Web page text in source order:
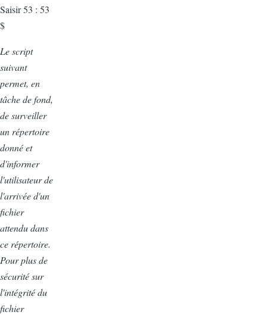
Saisir 53 : 53
$
Le script
suivant
permet, en
tâche de fond,
de surveiller
un répertoire
donné et
d'informer
l'utilisateur de
l'arrivée d'un
fichier
attendu dans
ce répertoire.
Pour plus de
sécurité sur
l'intégrité du
fichier